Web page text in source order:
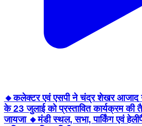
🔸कलेक्टर एवं एसपी ने चंद्र शेखर आजाद
के 23 जुलाई को प्रस्तावित कार्यक्रम की
जायजा 🔸मंडी स्थल, सभा, पार्किंग एवं